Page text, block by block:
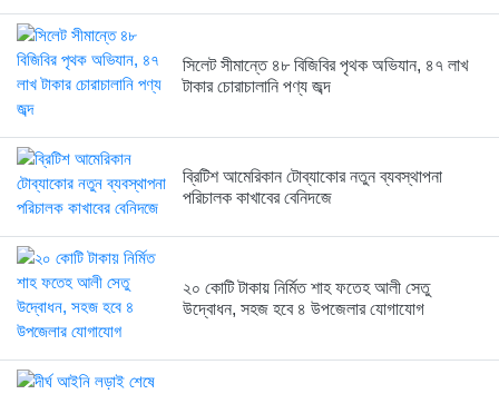
সিলেট সীমান্তে ৪৮ বিজিবির পৃথক অভিযান, ৪৭ লাখ
টাকার চোরাচালানি পণ্য জব্দ
ব্রিটিশ আমেরিকান টোব্যাকোর নতুন ব্যবস্থাপনা
পরিচালক কাখাবের বেনিদজে
২০ কোটি টাকায় নির্মিত শাহ ফতেহ আলী সেতু
উদ্বোধন, সহজ হবে ৪ উপজেলার যোগাযোগ